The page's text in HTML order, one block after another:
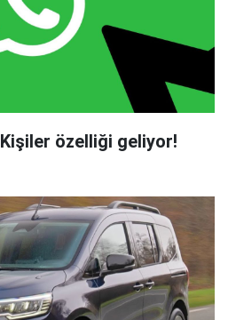
özelliği geliyor!